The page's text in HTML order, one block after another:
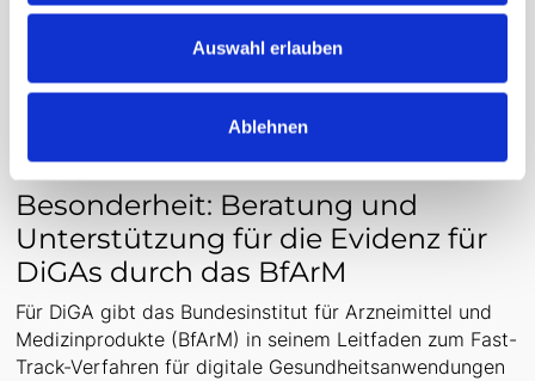
Auswahl erlauben
Ablehnen
Nachweise und der jeweils geforderten Evidenzgrade
zu erarbeiten sowie eine detaillierte und verbindliche
in einem DiGA-Fast-track-Verfahren die
Ermessensspielräume wie ausgelegt werden.
Besonderheit: Beratung und
Unterstützung für die Evidenz für
DiGAs durch das BfArM
Für DiGA gibt das Bundesinstitut für Arzneimittel und
Medizinprodukte (BfArM) in seinem Leitfaden zum Fast-
Track-Verfahren für digitale Gesundheitsanwendungen